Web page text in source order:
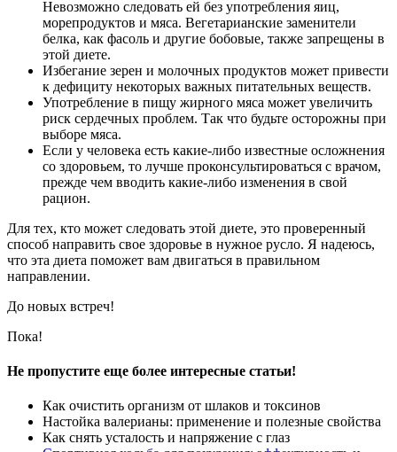
Невозможно следовать ей без употребления яиц,
морепродуктов и мяса. Вегетарианские заменители
белка, как фасоль и другие бобовые, также запрещены в
этой диете.
Избегание зерен и молочных продуктов может привести
к дефициту некоторых важных питательных веществ.
Употребление в пищу жирного мяса может увеличить
риск сердечных проблем. Так что будьте осторожны при
выборе мяса.
Если у человека есть какие-либо известные осложнения
со здоровьем, то лучше проконсультироваться с врачом,
прежде чем вводить какие-либо изменения в свой
рацион.
Для тех, кто может следовать этой диете, это проверенный
способ направить свое здоровье в нужное русло. Я надеюсь,
что эта диета поможет вам двигаться в правильном
направлении.
До новых встреч!
Пока!
Не пропустите еще более интересные статьи!
Как очистить организм от шлаков и токсинов
Настойка валерианы: применение и полезные свойства
Как снять усталость и напряжение с глаз